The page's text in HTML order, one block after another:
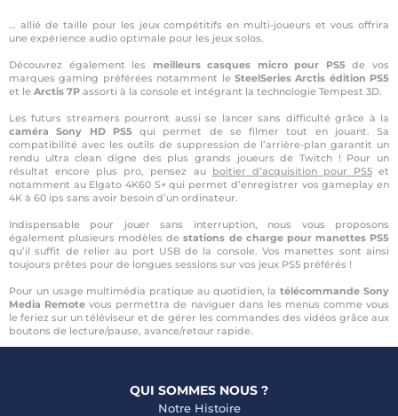
… allié de taille pour les jeux compétitifs en multi-joueurs et vous offrira
une expérience audio optimale pour les jeux solos.
Découvrez également les meilleurs casques micro pour PS5 de vos
marques gaming préférées notamment le SteelSeries Arctis édition PS5
et le Arctis 7P assorti à la console et intégrant la technologie Tempest 3D.
Les futurs streamers pourront aussi se lancer sans difficulté grâce à la
caméra Sony HD PS5 qui permet de se filmer tout en jouant. Sa
compatibilité avec les outils de suppression de l’arrière-plan garantit un
rendu ultra clean digne des plus grands joueurs de Twitch ! Pour un
résultat encore plus pro, pensez au boitier d’acquisition pour PS5et
notamment au Elgato 4K60 S+ qui permet d’enregistrer vos gameplay en
4K à 60 ips sans avoir besoin d’un ordinateur.
Indispensable pour jouer sans interruption, nous vous proposons
également plusieurs modèles destations de charge pour manettes PS5
qu’il suffit de relier au port USB de la console. Vos manettes sont ainsi
toujours prêtes pour de longues sessions sur vos jeux PS5 préférés !
Pour un usage multimédia pratique au quotidien, latélécommande Sony
Media Remotevous permettra de naviguer dans les menus comme vous
le feriez sur un téléviseur et de gérer les commandes des vidéos grâce aux
boutons de lecture/pause, avance/retour rapide.
QUI SOMMES NOUS ?
Notre Histoire